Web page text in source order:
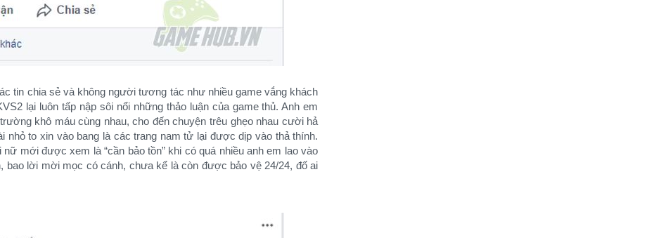
tin chia sẻ và không người tương tác như nhiều game vắng khách
lại luôn tấp nập sôi nổi những thảo luận của game thủ. Anh em
khô máu cùng nhau, cho đến chuyện trêu ghẹo nhau cười hả
nhỏ to xin vào bang là các trang nam tử lại được dịp vào thả thính.
mới được xem là “cần bảo tồn” khi có quá nhiều anh em lao vào
bao lời mời mọc có cánh, chưa kể là còn được bảo vệ 24/24, đố ai